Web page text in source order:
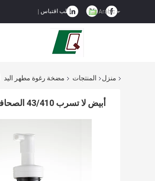
Arabic طلب اقتباس
منزل المنتجات مضخة رغوة مطهر اليد
أبيض لا تسرب 43/410 الصحافة نوع مضخة رغوة للحمام